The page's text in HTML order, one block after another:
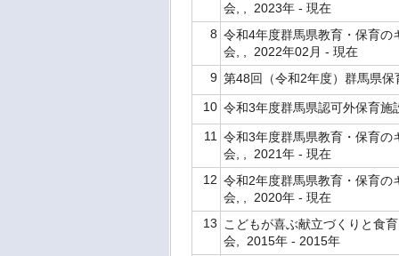
会, , 2023年 - 現在
8 令和4年度群馬県教育・保育の
会, , 2022年02月 - 現在
9 第48回（令和2年度）群馬県
10 令和3年度群馬県認可外保育
11
令和3年度群馬県教育・保育の
会, , 2021年 - 現在
12 令和2年度群馬県教育・保育の
会, , 2020年 - 現在
13
こどもが喜ぶ献立づくりと食
会, 2015年 - 2015年